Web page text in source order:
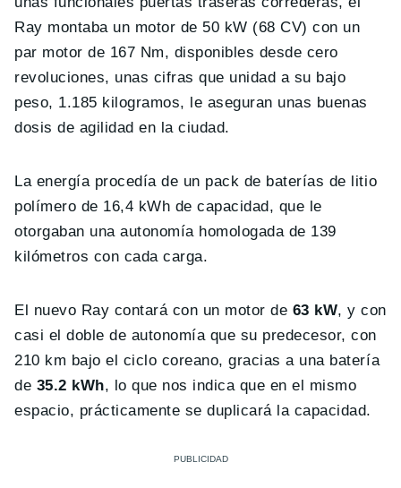
Ray montaba un motor de 50 kW (68 CV) con un
par motor de 167 Nm, disponibles desde cero
revoluciones, unas cifras que unidad a su bajo
peso, 1.185 kilogramos, le aseguran unas buenas
dosis de agilidad en la ciudad.
La energía procedía de un pack de baterías de litio
polímero de 16,4 kWh de capacidad, que le
otorgaban una autonomía homologada de 139
kilómetros con cada carga.
El nuevo Ray contará con un motor de 63 kW, y con
casi el doble de autonomía que su predecesor, con
210 km bajo el ciclo coreano, gracias a una batería
de 35.2 kWh, lo que nos indica que en el mismo
espacio, prácticamente se duplicará la capacidad.